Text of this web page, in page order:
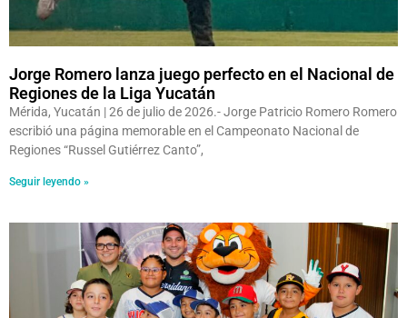
Jorge Romero lanza juego perfecto en el Nacional de
Regiones de la Liga Yucatán
Mérida, Yucatán | 26 de julio de 2026.- Jorge Patricio Romero Romero
escribió una página memorable en el Campeonato Nacional de
Regiones “Russel Gutiérrez Canto”,
Seguir leyendo »